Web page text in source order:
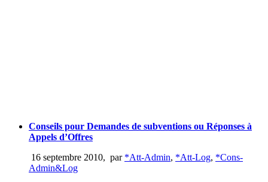
Conseils pour Demandes de subventions ou Réponses à
Appels d’Offres
16 septembre 2010, par *Att-Admin, *Att-Log, *Cons-
Admin&Log